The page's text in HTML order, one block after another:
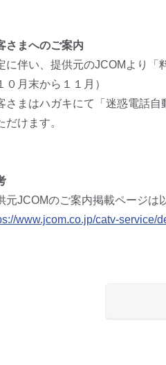
さまへのご案内
に伴い、提供元のJCOMより「
０月末から１１月）
さまはハガキにて「迷惑電話
だけます。
元JCOMのご案内掲載ページは
www.jcom.co.jp/catv-service/